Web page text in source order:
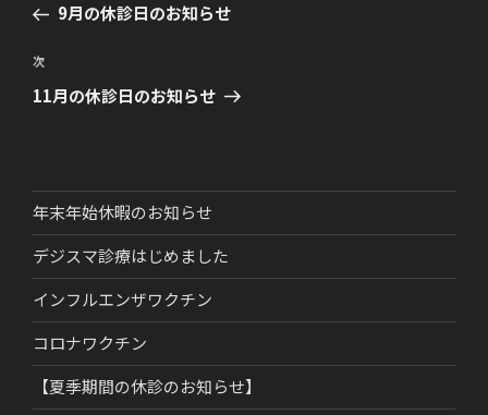
ナ
ビ
ゲ
ン
の
稿
9月の休診日のお知らせ
次
の
次
11月の休診日のお知らせ
年末年始休暇のお知らせ
デジスマ診療はじめました
インフルエンザワクチン
コロナワクチン
【夏季期間の休診のお知らせ】